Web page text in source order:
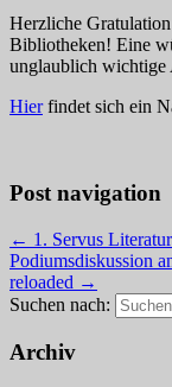
Herzliche
Bibliotheken! Eine
unglaublich wichtige
Hierfindet sich ein
Post navigation
← 1. Servus
Podiumsdiskussion
reloaded →
Suchen nach:
Archiv